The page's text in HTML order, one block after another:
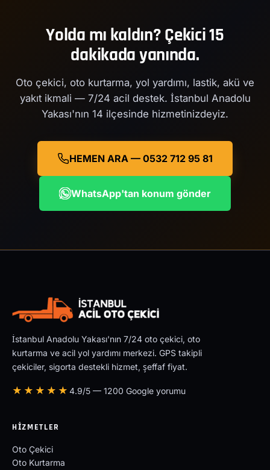
Yolda mı kaldın? Çekici 15
dakikada yanında.
Oto çekici, oto kurtarma, yol yardımı, lastik, akü ve
yakıt ikmali — 7/24 acil destek. İstanbul Anadolu
Yakası'nın 14 ilçesinde hizmetinizdeyiz.
HEMEN ARA — 0532 712 95 81
WhatsApp'tan konum gönder
İstanbul Anadolu Yakası'nın 7/24 oto çekici, oto
kurtarma ve acil yol yardımı merkezi. GPS takipli
çekiciler, sigorta destekli hizmet, şeffaf fiyat.
★★★★★ 4.9/5 — 1200 Google yorumu
HIZMETLER
Oto Çekici
Oto Kurtarma